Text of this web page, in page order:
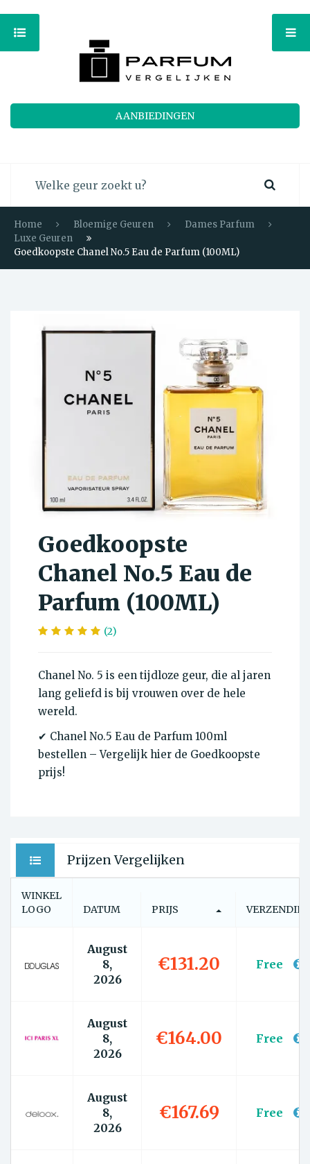
AANBIEDINGEN
Home Bloemige Geuren
Dames Parfum
Luxe Geuren
Goedkoopste Chanel No.5 Eau de Parfum (100ML)
Goedkoopste
Chanel No.5 Eau de
Parfum (100ML)
(2)
Chanel No. 5 is een tijdloze geur, die al jaren
lang geliefd is bij vrouwen over de hele
wereld.
✔ Chanel No.5 Eau de Parfum 100ml
bestellen – Vergelijk hier de Goedkoopste
prijs!
Prijzen Vergelijken
WINKEL
LOGO
DATUM PRIJS
August
8,
2026
€131.20 Free
August
8,
2026
€164.00 Free
August
8,
2026
€167.69 Free